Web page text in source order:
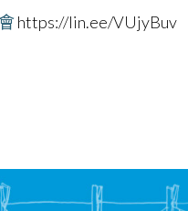
https://lin.ee/VUjyBuv